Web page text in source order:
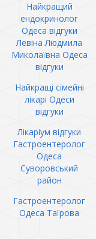
Найкращий
ендокринолог
Одеса відгуки
Левіна Людмила
Миколаївна Одеса
відгуки
Найкращі сімейні
лікарі Одеси
відгуки
Лікаріум відгуки
Гастроентеролог
Одеса
Суворовський
район
Гастроентеролог
Одеса Таїрова